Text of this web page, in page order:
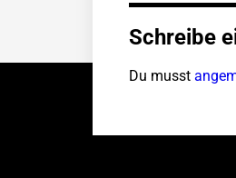
Schreibe
Du musst